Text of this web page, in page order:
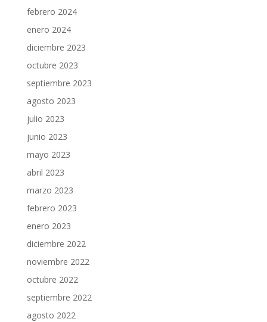
febrero 2024
enero 2024
diciembre 2023
octubre 2023
septiembre 2023
agosto 2023
julio 2023
junio 2023
mayo 2023
abril 2023
marzo 2023
febrero 2023
enero 2023
diciembre 2022
noviembre 2022
octubre 2022
septiembre 2022
agosto 2022